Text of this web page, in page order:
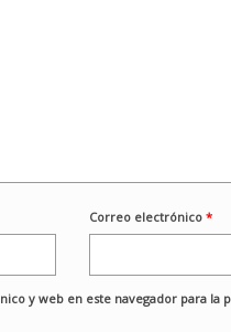
Correo electrónico*
y web en este navegador para la